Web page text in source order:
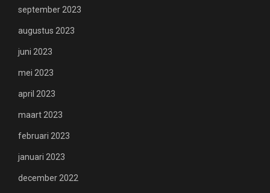
september 2023
augustus 2023
juni 2023
mei 2023
april 2023
maart 2023
februari 2023
januari 2023
december 2022